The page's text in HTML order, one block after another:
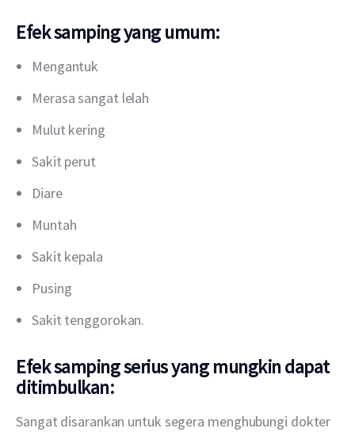
Efek samping yang umum:
Mengantuk
Merasa sangat lelah
Mulut kering
Sakit perut
Diare
Muntah
Sakit kepala
Pusing
Sakit tenggorokan.
Efek samping serius yang mungkin dapat
ditimbulkan:
Sangat disarankan untuk segera menghubungi dokter